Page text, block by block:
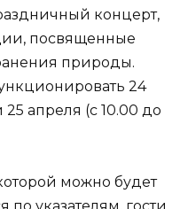
концерт,
посвященные
природы.
24
апреля (с 10.00 до
можно будет